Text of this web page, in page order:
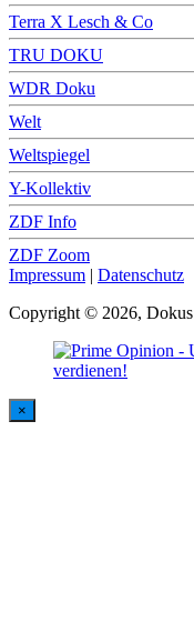
Terra X Lesch & Co
TRU DOKU
WDR Doku
Welt
Weltspiegel
Y-Kollektiv
ZDF Info
ZDF Zoom
Impressum | Datenschutz
Copyright © 2026,
×